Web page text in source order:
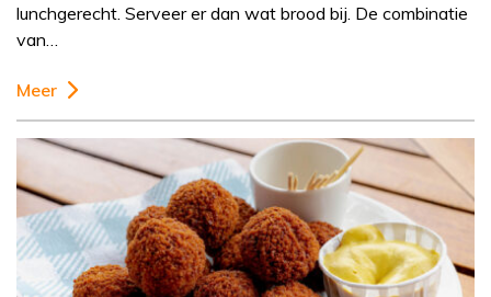
lunchgerecht. Serveer er dan wat brood bij. De combinatie
van…
Meer